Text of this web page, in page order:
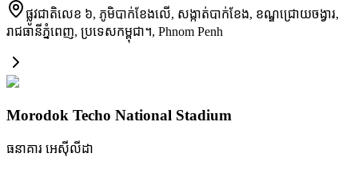
ផ្លូវជាតិ​លេខ ៦, ភូមិ​បាក់ខែងលើ, សង្កាត់​បាក់ខែង, ខណ្ឌ​ជ្រោយចង្វារ,
រាជធានី​ភ្នំពេញ, ប្រទេស​កម្ពុជា។, Phnom Penh
Morodok Techo National Stadium
ធនាគារ អេស៊ីលីដា